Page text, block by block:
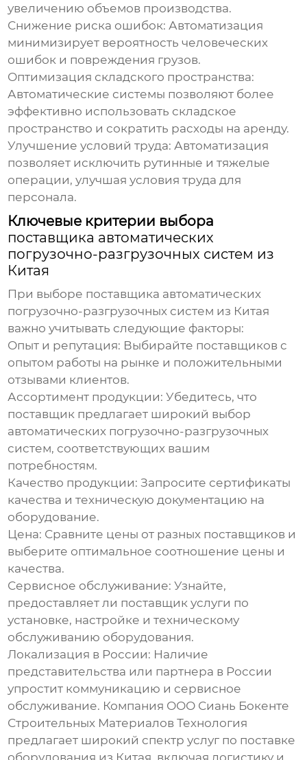
увеличению объемов производства.
Снижение риска ошибок: Автоматизация
минимизирует вероятность человеческих
ошибок и повреждения грузов.
Оптимизация складского пространства:
Автоматические системы позволяют более
эффективно использовать складское
пространство и сократить расходы на аренду.
Улучшение условий труда: Автоматизация
позволяет исключить рутинные и тяжелые
операции, улучшая условия труда для
персонала.
Ключевые критерии выбора
поставщика автоматических
погрузочно-разгрузочных систем из
Китая
При выборе поставщика автоматических
погрузочно-разгрузочных систем из Китая
важно учитывать следующие факторы:
Опыт и репутация: Выбирайте поставщиков с
опытом работы на рынке и положительными
отзывами клиентов.
Ассортимент продукции: Убедитесь, что
поставщик предлагает широкий выбор
автоматических погрузочно-разгрузочных
систем, соответствующих вашим
потребностям.
Качество продукции: Запросите сертификаты
качества и техническую документацию на
оборудование.
Цена: Сравните цены от разных поставщиков и
выберите оптимальное соотношение цены и
качества.
Сервисное обслуживание: Узнайте,
предоставляет ли поставщик услуги по
установке, настройке и техническому
обслуживанию оборудования.
Локализация в России: Наличие
представительства или партнера в России
упростит коммуникацию и сервисное
обслуживание. Компания ООО Сиань Бокенте
Строительных Материалов Технология
предлагает широкий спектр услуг по поставке